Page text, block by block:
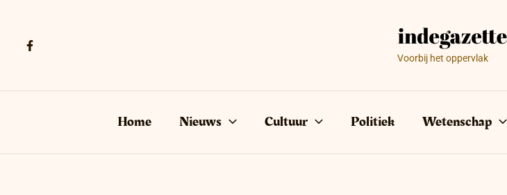
Voorbij het oppervlak
Home Nieuws Cultuur Politiek Wetenschap